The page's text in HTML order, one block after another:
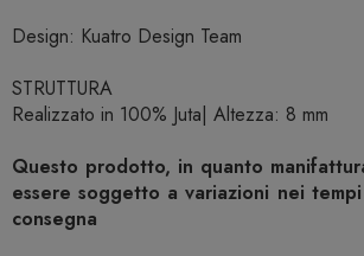
Design: Kuatro Design Team
STRUTTURA
Realizzato in 100% Juta| Altezza: 8 mm
Questo prodotto, in quanto
essere soggetto a variazioni nei
consegna